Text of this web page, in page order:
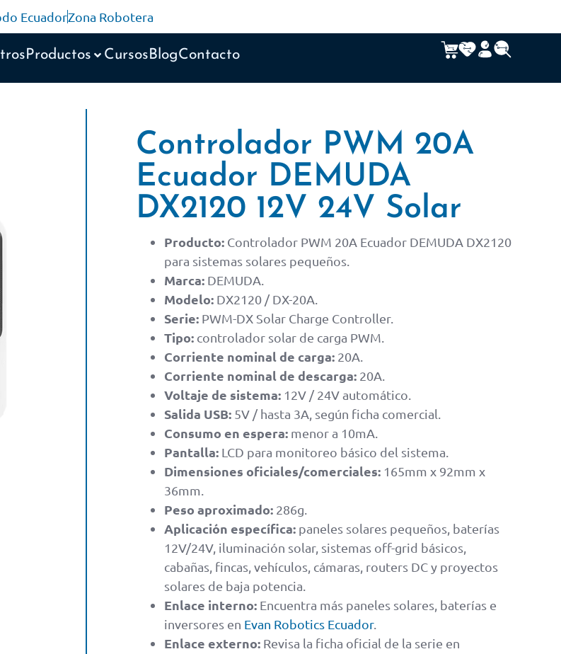
EcuadorZona Robotera
Productos Cursos BlogContacto
Controlador PWM 20A
Ecuador DEMUDA
DX2120 12V 24V Solar
Producto: Controlador PWM 20A Ecuador DEMUDA DX2120
para sistemas solares pequeños.
Marca: DEMUDA.
Modelo: DX2120 / DX-20A.
Serie: PWM-DX Solar Charge Controller.
Tipo: controlador solar de carga PWM.
Corriente nominal de carga: 20A.
Corriente nominal de descarga: 20A.
Voltaje de sistema: 12V / 24V automático.
Salida USB: 5V / hasta 3A, según ficha comercial.
Consumo en espera: menor a 10mA.
Pantalla: LCD para monitoreo básico del sistema.
Dimensiones oficiales/comerciales: 165mm x 92mm x
36mm.
Peso aproximado: 286g.
Aplicación específica: paneles solares pequeños, baterías
12V/24V, iluminación solar, sistemas off-grid básicos,
cabañas, fincas, vehículos, cámaras, routers DC y proyectos
solares de baja potencia.
Enlace interno: Encuentra más paneles solares, baterías e
inversores en Evan Robotics Ecuador.
Enlace externo: Revisa la ficha oficial de la serie en